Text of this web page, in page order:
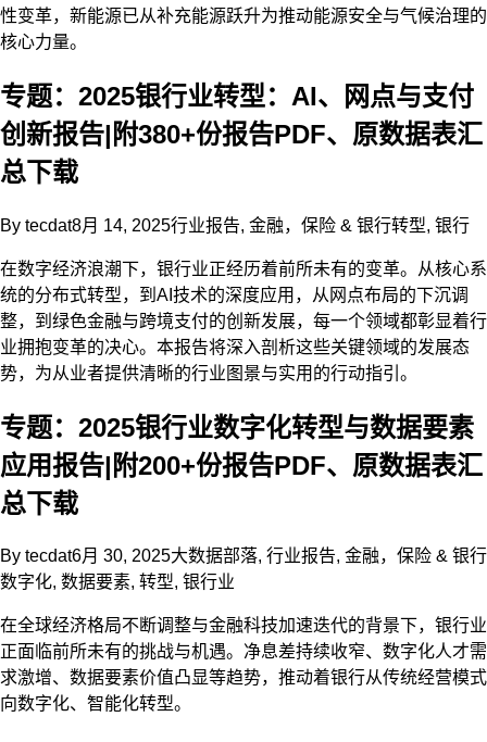
性变革，新能源已从补充能源跃升为推动能源安全与气候治理的
核心力量。
专题：2025银行业转型：AI、网点与支付
创新报告|附380+份报告PDF、原数据表汇
总下载
By tecdat8月 14, 2025行业报告, 金融，保险 & 银行转型, 银行
在数字经济浪潮下，银行业正经历着前所未有的变革。从核心系
统的分布式转型，到AI技术的深度应用，从网点布局的下沉调
整，到绿色金融与跨境支付的创新发展，每一个领域都彰显着行
业拥抱变革的决心。本报告将深入剖析这些关键领域的发展态
势，为从业者提供清晰的行业图景与实用的行动指引。
专题：2025银行业数字化转型与数据要素
应用报告|附200+份报告PDF、原数据表汇
总下载
By tecdat6月 30, 2025大数据部落, 行业报告, 金融，保险 & 银行
数字化, 数据要素, 转型, 银行业
在全球经济格局不断调整与金融科技加速迭代的背景下，银行业
正面临前所未有的挑战与机遇。净息差持续收窄、数字化人才需
求激增、数据要素价值凸显等趋势，推动着银行从传统经营模式
向数字化、智能化转型。